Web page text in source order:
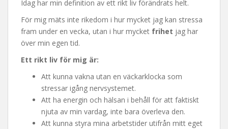
Idag har min definition av ett rikt liv förändrats helt.
För mig mäts inte rikedom i hur mycket jag kan stressa
fram under en vecka, utan i hur mycket frihet jag har
över min egen tid.
Ett rikt liv för mig är:
Att kunna vakna utan en väckarklocka som
stressar igång nervsystemet.
Att ha energin och hälsan i behåll för att faktiskt
njuta av min vardag, inte bara överleva den.
Att kunna styra mina arbetstider utifrån mitt eget